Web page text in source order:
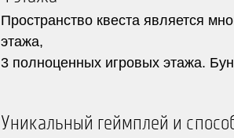
Пространство квеста является
этажа,
3 полноценных игровых этажа.
Уникальный геймплей и